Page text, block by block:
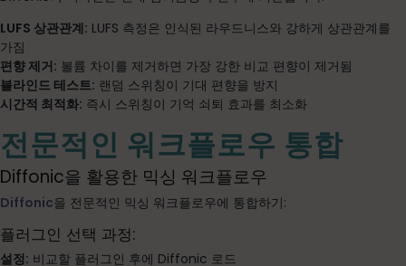
LUFS 상관관계: LUFS 측정은 인식된 라우드니스와 강하게 상관관계를
가짐
편향 제거: 볼륨 차이를 제거하면 가장 강한 비교 편향이 제거됨
블라인드 테스트: 랜덤 스위칭이 기대 편향을 방지
시간적 최적화: 즉시 스위칭이 기억 쇠퇴 효과를 최소화
전문적인 워크플로우 통합
Diffonic을 활용한 믹싱 워크플로우
Diffonic을 전문적인 믹싱 워크플로우에 통합하기:
플러그인 선택 과정:
설정: 비교할 플러그인 후에 Diffonic 로드